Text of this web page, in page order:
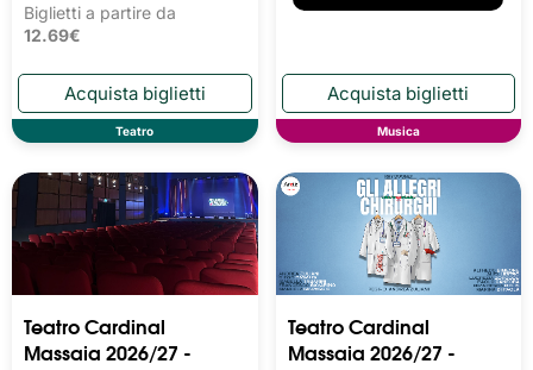
Biglietti a partire da
12.69€
Teatro Musica
Teatro Cardinal
Massaia 2026/27 -
Teatro Cardinal
Massaia 2026/27 -